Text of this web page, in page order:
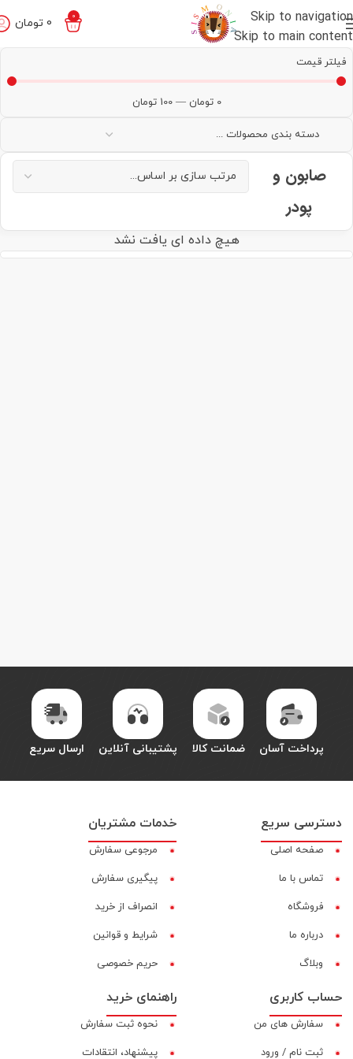
Skip to navigation
Skip to main content
0
0 تومان
فیلتر قیمت
0 تومان —
100 تومان
صابون و
پودر
هیچ داده ای یافت نشد
پرداخت آسان ضمانت کالا پشتیبانی آنلاین ارسال سریع
دسترسی سریع
صفحه اصلی
تماس با ما
فروشگاه
درباره ما
وبلاگ
خدمات مشتریان
مرجوعی سفارش
پیگیری سفارش
انصراف از خرید
شرایط و قوانین
حریم خصوصی
حساب کاربری
سفارش های من
ثبت نام / ورود
راهنمای خرید
نحوه ثبت سفارش
پیشنهاد، انتقادات